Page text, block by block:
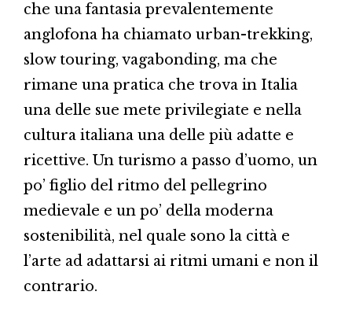
che una fantasia prevalentemente
anglofona ha chiamato urban-trekking,
slow touring, vagabonding, ma che
rimane una pratica che trova in Italia
una delle sue mete privilegiate e nella
cultura italiana una delle più adatte e
ricettive. Un turismo a passo d’uomo, un
po’ figlio del ritmo del pellegrino
medievale e un po’ della moderna
sostenibilità, nel quale sono la città e
l’arte ad adattarsi ai ritmi umani e non il
contrario.